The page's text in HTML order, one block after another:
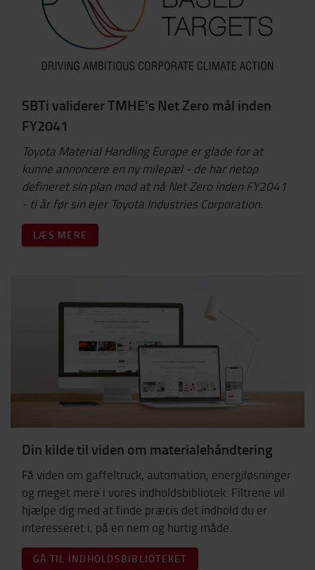
SBTi validerer TMHE's Net Zero mål inden
FY2041
Toyota Material Handling Europe er glade for at
kunne annoncere en ny milepæl - de har netop
defineret sin plan mod at nå Net Zero inden FY2041
- ti år før sin ejer Toyota Industries Corporation.
LÆS MERE
Din kilde til viden om materialehåndtering
Få viden om gaffeltruck, automation, energiløsninger
og meget mere i vores indholdsbibliotek. Filtrene vil
hjælpe dig med at finde præcis det indhold du er
interesseret i, på en nem og hurtig måde.
GÅ TIL INDHOLDSBIBLIOTEKET